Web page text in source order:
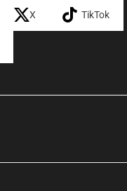
X TikTok